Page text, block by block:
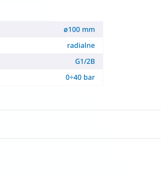
ø100 mm
radialne
G1/2B
0÷40 bar